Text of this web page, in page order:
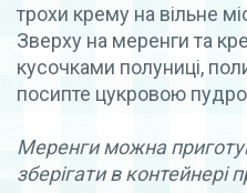
трохи крему на вільне
Зверху на меренги та
кусочками полуниці,
посипте цукровою
Меренги можна
зберігати в контейнері